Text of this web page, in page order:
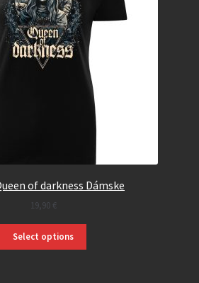
of darkness Dámske
19,90 €
Select options